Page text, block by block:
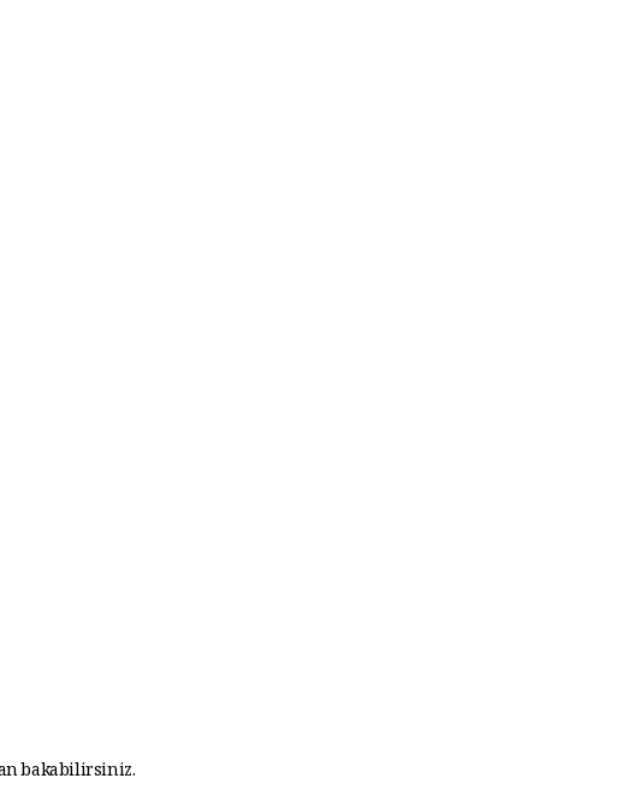
bakabilirsiniz.